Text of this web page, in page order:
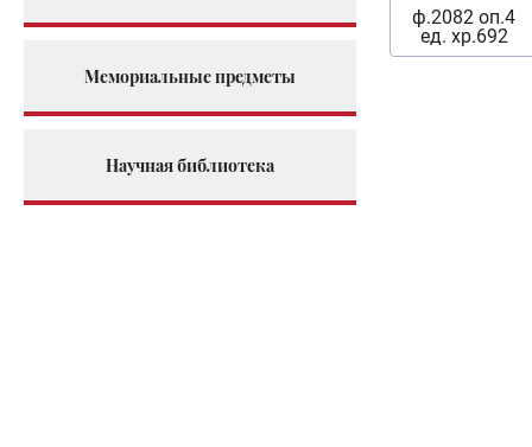
Мемориальные предметы
Научная библиотека
ф.2082 оп.4
ед. хр.692